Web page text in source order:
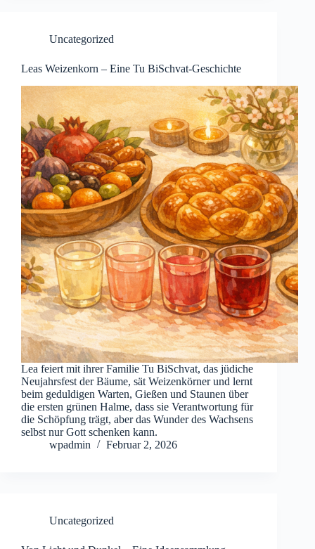
Uncategorized
Leas Weizenkorn – Eine Tu BiSchvat-Geschichte
Lea feiert mit ihrer Familie Tu BiSchvat, das jüdiche
Neujahrsfest der Bäume, sät Weizenkörner und lernt
beim geduldigen Warten, Gießen und Staunen über
die ersten grünen Halme, dass sie Verantwortung für
die Schöpfung trägt, aber das Wunder des Wachsens
selbst nur Gott schenken kann.
wpadmin
Februar 2, 2026
Uncategorized